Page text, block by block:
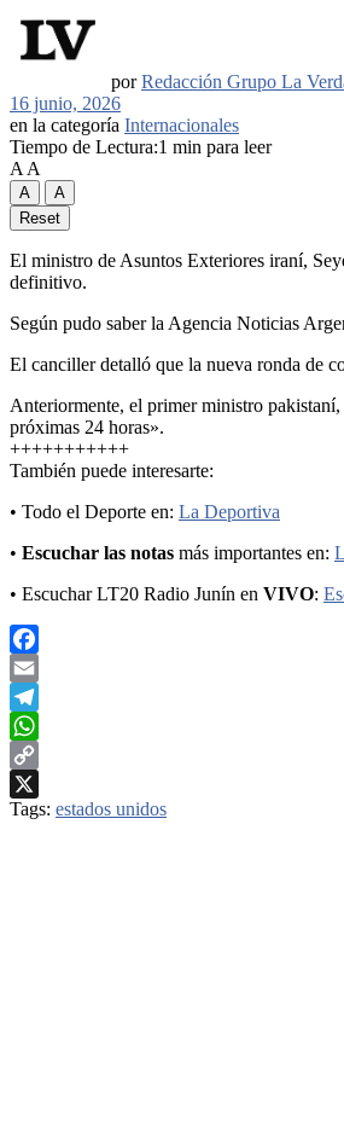
por Redacción Grupo La
16 junio, 2026
en la categoría Internacionales
Tiempo de Lectura:1 min para leer
A A
A
A
Reset
El ministro de Asuntos Exteriores iraní,
definitivo.
Según pudo saber la Agencia Noticias
El canciller detalló que la nueva ronda de
Anteriormente, el primer ministro pakistaní,
próximas 24 horas».
+++++++++++
También puede interesarte:
• Todo el Deporte en: La Deportiva
• Escuchar las notas más importantes en:
• Escuchar LT20 Radio Junín en VIVO:
Facebook
Email
Telegram
WhatsApp
Copy
Link
X
Tags: estados unidos